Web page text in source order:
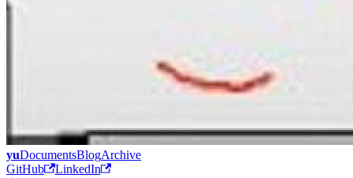
yuDocumentsBlogArchive
GitHub
LinkedIn